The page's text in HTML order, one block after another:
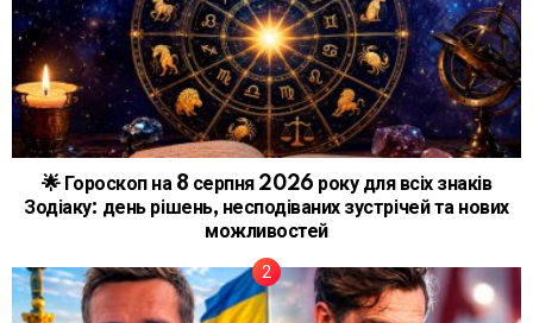
🌟 Гороскоп на 8 серпня 2026 року для всіх знаків
Зодіаку: день рішень, несподіваних зустрічей та нових
можливостей